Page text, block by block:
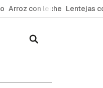
Arroz con leche Lentejas